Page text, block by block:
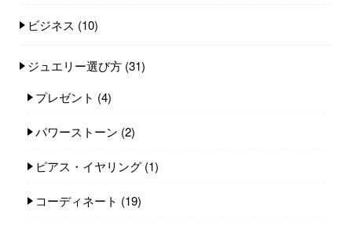
ビジネス (10)
ジュエリー選び方 (31)
プレゼント (4)
パワーストーン (2)
ピアス・イヤリング (1)
コーディネート (19)